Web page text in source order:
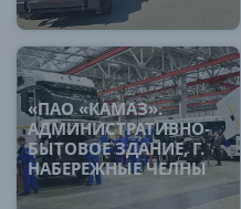
«ПАО «КАМАЗ».
АДМИНИСТРАТИВНО-
БЫТОВОЕ ЗДАНИЕ, Г.
НАБЕРЕЖНЫЕ ЧЕЛНЫ